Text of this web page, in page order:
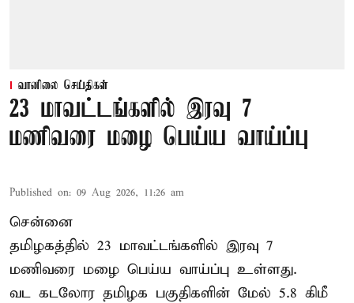
வானிலை செய்திகள்
23 மாவட்டங்களில் இரவு 7
மணிவரை மழை பெய்ய வாய்ப்பு
Published on: 09 Aug 2026, 11:26 am
சென்னை
தமிழகத்தில் 23 மாவட்டங்களில் இரவு 7
மணிவரை மழை பெய்ய வாய்ப்பு உள்ளது.
வட கடலோர தமிழக பகுதிகளின் மேல் 5.8 கிமீ